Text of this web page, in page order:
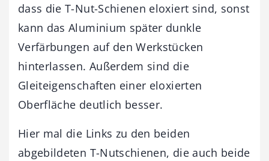
dass die T-Nut-Schienen eloxiert sind, sonst
kann das Aluminium später dunkle
Verfärbungen auf den Werkstücken
hinterlassen. Außerdem sind die
Gleiteigenschaften einer eloxierten
Oberfläche deutlich besser.
Hier mal die Links zu den beiden
abgebildeten T-Nutschienen, die auch beide